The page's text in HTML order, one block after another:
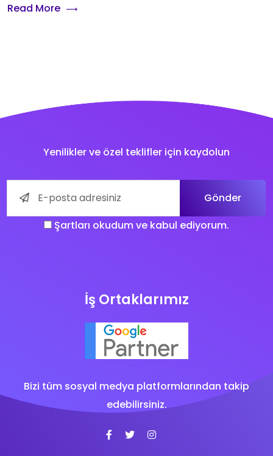
Read More
Yenilikler ve özel teklifler için kaydolun
Gönder
Şartları okudum ve kabul ediyorum.
İş Ortaklarımız
Bizi tüm sosyal medya platformlarından takip
edebilirsiniz.